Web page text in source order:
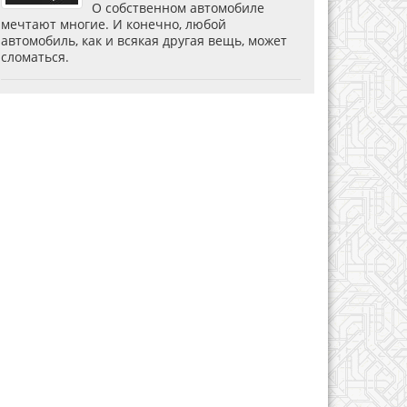
О собственном автомобиле
мечтают многие. И конечно, любой
автомобиль, как и всякая другая вещь, может
сломаться.